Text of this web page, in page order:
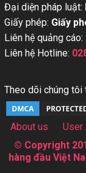
Đại diện pháp luật:
Giấy phép: Giấy
Liên hệ quảng cáo:
Liên hệ Hotline:
Theo dõi chúng tôi
About us User
© Copyright
hàng đầu Việt